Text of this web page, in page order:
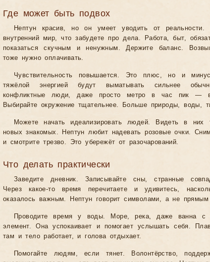
Где может быть подвох
Нептун красив, но он умеет уводить от
внутренний мир, что забудете про дела. Работа, быт,
показаться скучным и ненужным. Держите баланс.
тоже нужно оплачивать.
Чувствительность повышается. Это плюс, но и
тяжёлой энергией будут выматывать сильнее
конфликтные люди, даже просто метро в час пик —
Выбирайте окружение тщательнее. Больше природы, воды,
Можете начать идеализировать людей. Видеть в
новых знакомых. Нептун любит надевать розовые очки.
и смотрите трезво. Это убережёт от разочарований.
Что делать практически
Заведите дневник. Записывайте сны, странные
Через какое-то время перечитаете и удивитесь,
оказалось важным. Нептун говорит символами, а не прямым
Проводите время у воды. Море, река, даже ванна
элемент. Она успокаивает и помогает услышать себя.
там и тело работает, и голова отдыхает.
Помогайте людям, если тянет. Волонтёрство,